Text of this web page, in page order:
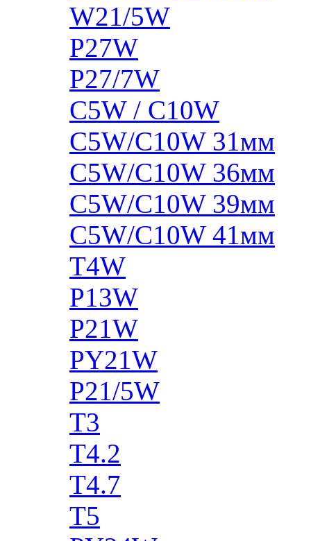
W21/5W
P27W
P27/7W
C5W / C10W
C5W/C10W 31мм
C5W/C10W 36мм
C5W/C10W 39мм
C5W/C10W 41мм
T4W
P13W
P21W
PY21W
P21/5W
T3
T4.2
T4.7
T5